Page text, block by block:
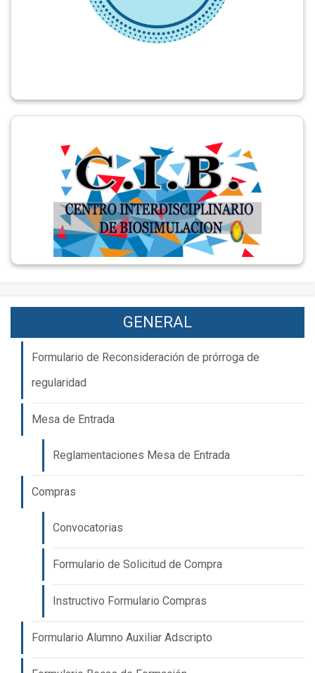
GENERAL
Formulario de Reconsideración de prórroga de
regularidad
Mesa de Entrada
Reglamentaciones Mesa de Entrada
Compras
Convocatorias
Formulario de Solicitud de Compra
Instructivo Formulario Compras
Formulario Alumno Auxiliar Adscripto